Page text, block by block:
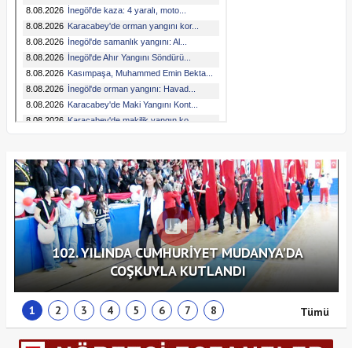
Tümü
102. YILINDA CUMHURİYET MUDANYA'DA
COŞKUYLA KUTLANDI
1 2 3 4 5 6 7 8